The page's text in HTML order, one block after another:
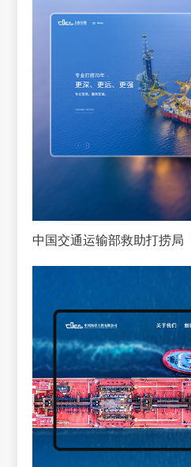
中国交通运输部救助打捞局